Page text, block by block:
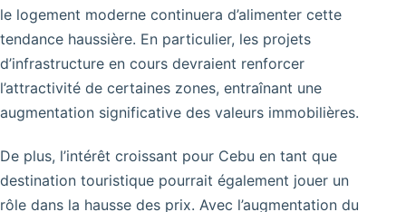
le logement moderne continuera d’alimenter cette
tendance haussière. En particulier, les projets
d’infrastructure en cours devraient renforcer
l’attractivité de certaines zones, entraînant une
augmentation significative des valeurs immobilières.
De plus, l’intérêt croissant pour Cebu en tant que
destination touristique pourrait également jouer un
rôle dans la hausse des prix. Avec l’augmentation du